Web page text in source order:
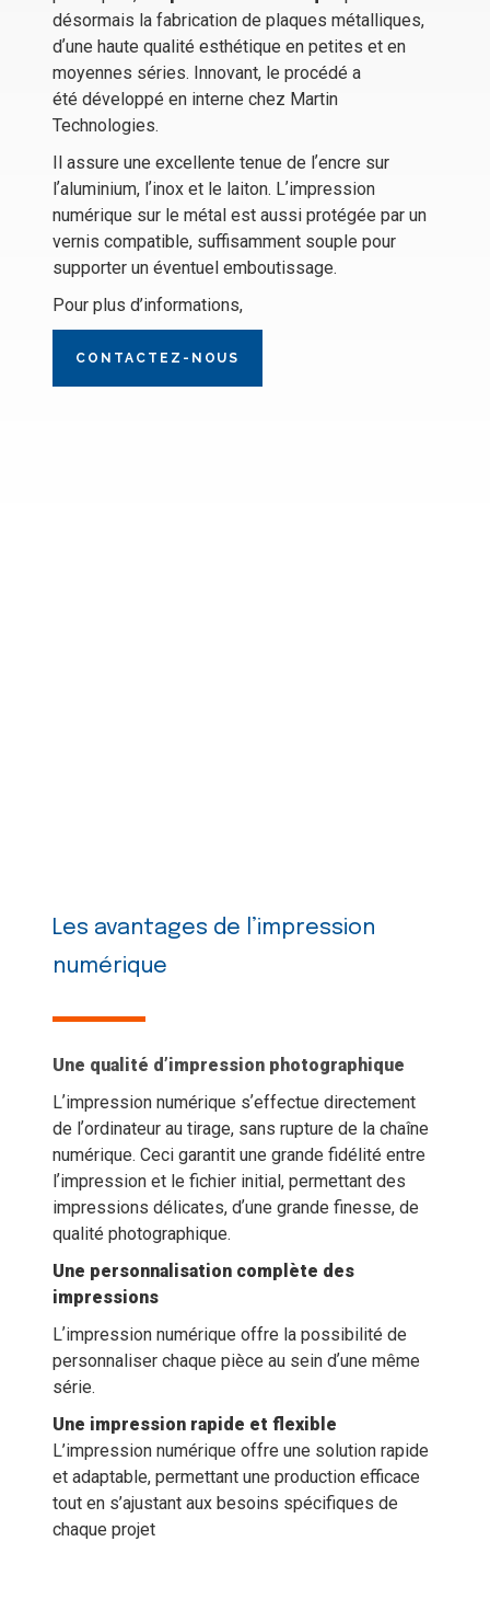
désormais la fabrication de plaques métalliques,
dʼune haute qualité esthétique en petites et en
moyennes séries. Innovant, le procédé a
été développé en interne chez Martin
Technologies.
Il assure une excellente tenue de lʼencre sur
lʼaluminium, lʼinox et le laiton. Lʼimpression
numérique sur le métal est aussi protégée par un
vernis compatible, suffisamment souple pour
supporter un éventuel emboutissage.
Pour plus d’informations,
CONTACTEZ-NOUS
Les avantages de l’impression
numérique
Une qualité d’impression photographique
Lʼimpression numérique sʼeffectue directement
de lʼordinateur au tirage, sans rupture de la chaîne
numérique. Ceci garantit une grande fidélité entre
lʼimpression et le fichier initial, permettant des
impressions délicates, dʼune grande finesse, de
qualité photographique.
Une personnalisation complète des
impressions
Lʼimpression numérique offre la possibilité de
personnaliser chaque pièce au sein dʼune même
série.
Une impression rapide et flexible
L’impression numérique offre une solution rapide
et adaptable, permettant une production efficace
tout en s’ajustant aux besoins spécifiques de
chaque projet